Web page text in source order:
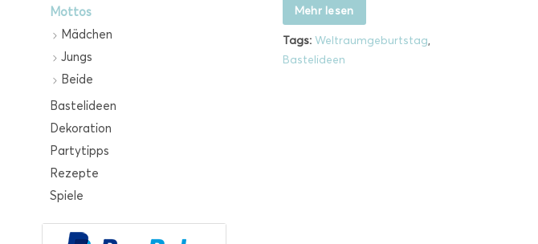
Mottos
Mädchen
Jungs
Beide
Bastelideen
Dekoration
Partytipps
Rezepte
Spiele
Mehr lesen
Tags: Weltraumgeburtstag,
Bastelideen